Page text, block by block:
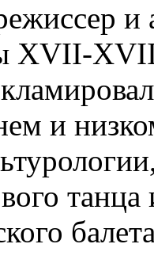
и
XVII-
и
танца